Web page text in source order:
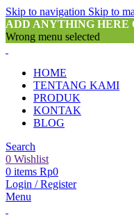
Skip to navigation Skip to
ADD ANYTHING
Wrong menu selected
HOME
TENTANG KAMI
PRODUK
KONTAK
BLOG
Search
0 Wishlist
0 items Rp0
Login / Register
Menu